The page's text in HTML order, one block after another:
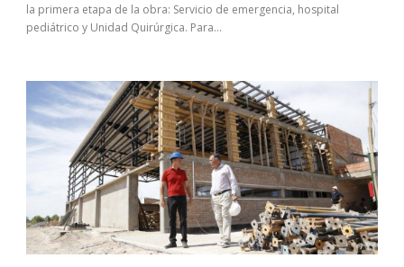
la primera etapa de la obra: Servicio de emergencia, hospital
pediátrico y Unidad Quirúrgica. Para...